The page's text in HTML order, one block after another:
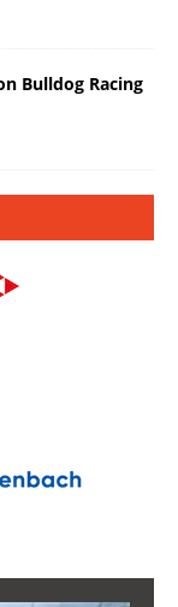
Bulldog Racing